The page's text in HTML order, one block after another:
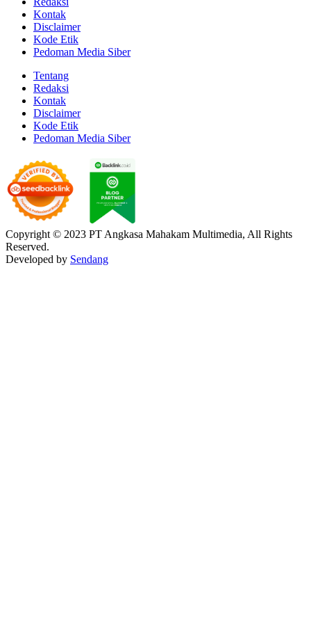
Kontak
Disclaimer
Kode Etik
Pedoman Media Siber
Tentang
Redaksi
Kontak
Disclaimer
Kode Etik
Pedoman Media Siber
Copyright © 2023 PT Angkasa Mahakam Multimedia, All Rights
Reserved.
Developed by Sendang